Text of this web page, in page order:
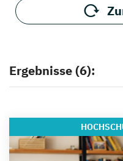
Ergebnisse (6):